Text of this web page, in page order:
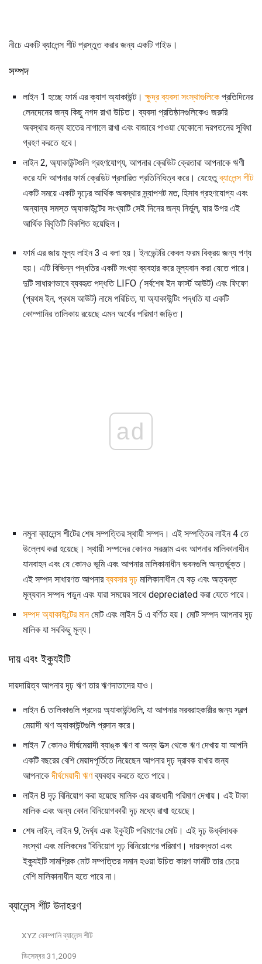
নীচে একটি ব্যালেন্স শীট প্রস্তুত করার জন্য একটি গাইড।
সম্পদ
লাইন 1 হচ্ছে ফার্ম এর ক্যাশ অ্যাকাউন্ট।ক্ষুদ্র ব্যবসা সংস্থাগুলিকে প্রতিদিনের
লেনদেনের জন্য কিছু নগদ রাখা উচিত। ব্যবসা প্রতিষ্ঠানগুলিকেও জরুরি
অবস্থার জন্য হাতের নাগালে রাখা এবং বাজারে পাওয়া যেকোনো দরপতনের সুবিধা
গ্রহণ করতে হবে।
লাইন 2, অ্যাকাউন্টগুলি গ্রহণযোগ্য, আপনার ক্রেডিট ক্রেতারা আপনাকে ঋণী
করে যদি আপনার ফার্ম ক্রেডিট প্রসারিত প্রতিনিধিত্ব করে। যেহেতুব্যালেন্স শীট
একটি সময়ে একটি দৃঢ়ের আর্থিক অবস্থার স্ন্যাপশট মত, হিসাব গ্রহণযোগ্য এবং
অন্যান্য সমস্ত অ্যাকাউন্টের সংখ্যাটি সেই দিনের জন্য নির্ভুল, যার উপর এই
আর্থিক বিবৃতিটি বিকশিত হয়েছিল।
ফার্ম এর জায় মূল্য লাইন 3 এ বলা হয়। ইনভেন্টরি কেবল ফরম বিক্রয় জন্য পণ্য
হয়। এটি বিভিন্ন পদ্ধতির একটি সংখ্যা ব্যবহার করে মূল্যবান করা যেতে পারে।
দুটি সাধারণভাবে ব্যবহৃত পদ্ধতি LIFO (সর্বশেষ ইন ফার্স্ট আউট) এবং ফিফো
(প্রথম ইন, প্রথম আউট) নামে পরিচিত, যা অ্যাকাউন্টিং পদ্ধতি যা একটি
কোম্পানির তালিকায় রয়েছে এমন অর্থের পরিমাণ জড়িত।
ad
নমুনা ব্যালেন্স শীটের শেষ সম্পত্তির স্থায়ী সম্পদ। এই সম্পত্তির লাইন 4 তে
উল্লেখ করা হয়েছে। স্থায়ী সম্পদের কোনও সরঞ্জাম এবং আপনার মালিকানাধীন
যানবাহন এবং যে কোনও ভূমি এবং আপনার মালিকানাধীন ভবনগুলি অন্তর্ভুক্ত।
এই সম্পদ সাধারণত আপনারব্যবসার দৃঢ় মালিকানাধীন যে বড় এবং অত্যন্ত
মূল্যবান সম্পদ পড়ুন এবং যারা সময়ের সাথে depreciated করা যেতে পারে।
সম্পদ অ্যাকাউন্টের মানমোট এবং লাইন 5 এ বর্ণিত হয়। মোট সম্পদ আপনার দৃঢ়
মালিক যা সবকিছু মূল্য।
দায় এবং ইক্যুইটি
দায়দায়িত্ব আপনার দৃঢ় ঋণ তার ঋণদাতাদের যাও।
লাইন 6 তালিকাগুলি প্রদেয় অ্যাকাউন্টগুলি, যা আপনার সরবরাহকারীর জন্য স্বল্প
মেয়াদী ঋণ অ্যাকাউন্টগুলি প্রদান করে।
লাইন 7 কোনও দীর্ঘমেয়াদী ব্যাঙ্ক ঋণ বা অন্য উত্স থেকে ঋণ দেখায় যা আপনি
একটি বছরের বেশি মেয়াদপূর্তিতে নিয়েছেন আপনার দৃঢ় দ্রাবক রাখার জন্য
আপনাকেদীর্ঘমেয়াদী ঋণব্যবহার করতে হতে পারে।
লাইন 8 দৃঢ় বিনিয়োগ করা হয়েছে মালিক এর রাজধানী পরিমাণ দেখায়। এই টাকা
মালিক এবং অন্য কোন বিনিয়োগকারী দৃঢ় মধ্যে রাখা হয়েছে।
শেষ লাইন, লাইন 9, দৈর্ঘ্য এবং ইকুইটি পরিমাণের মোট। এই দৃঢ় উর্ধ্বসাধক
সংস্থা এবং মালিকদের 'বিনিয়োগ দৃঢ় বিনিয়োগের পরিমাণ। দায়বদ্ধতা এবং
ইক্যুইটি সামগ্রিক মোট সম্পত্তির সমান হওয়া উচিত কারণ ফার্মটি তার চেয়ে
বেশি মালিকানাধীন হতে পারে না।
ব্যালেন্স শীট উদাহরণ
XYZ কোম্পানি ব্যালেন্স শীট
ডিসেম্বর 31,2009